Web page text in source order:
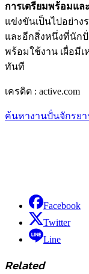
การเตรียมพร้อมแ
แข่งขันเป็นไปอย่าง
และอีกสิ่งหนึ่งที่นัก
พร้อมใช้งาน เผื่อมี
ทันที
เครดิต : active.com
ค้นหางานปั่นจักรย
Facebook
Twitter
Line
Related